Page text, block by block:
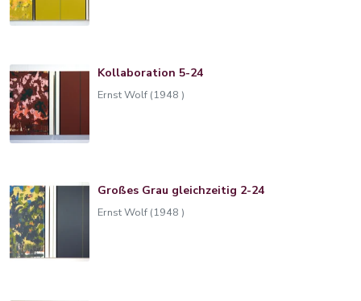
Kollaboration 5-24
Ernst Wolf (1948 )
Großes Grau gleichzeitig 2-24
Ernst Wolf (1948 )